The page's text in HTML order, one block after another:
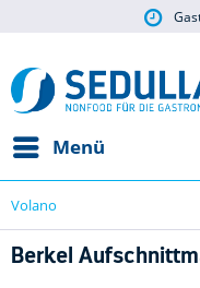
Menü
Volano
Berkel